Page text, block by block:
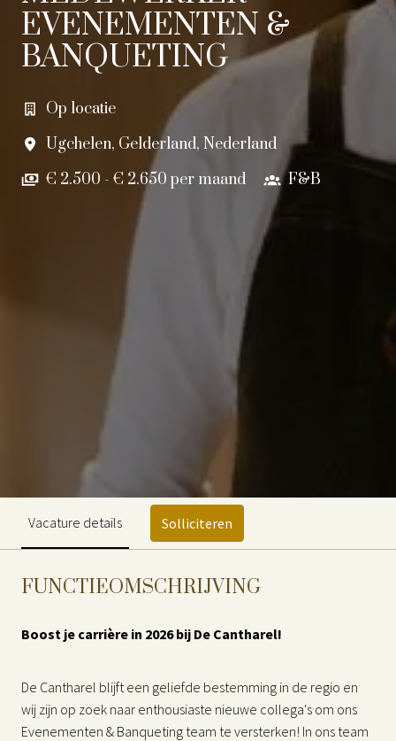
EVENEMENTEN &
BANQUETING
Op locatie
Ugchelen, Gelderland, Nederland
€ 2.500 - € 2.650 per maand
F&B
Vacature details Solliciteren
FUNCTIEOMSCHRIJVING
Boost je carrière in 2026 bij De Cantharel!
De Cantharel blijft een geliefde bestemming in de regio en
wij zijn op zoek naar enthousiaste nieuwe collega's om ons
Evenementen & Banqueting team te versterken! In ons team